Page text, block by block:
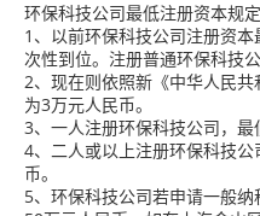
环保科技公司最低注册资本规定
1、以前环保科技公司注册资
次性到位。注册普通环保科技
2、现在则依照新《中华人民
为3万元人民币。
3、一人注册环保科技公司，最
4、二人或以上注册环保科技
币。
5、环保科技公司若申请一般